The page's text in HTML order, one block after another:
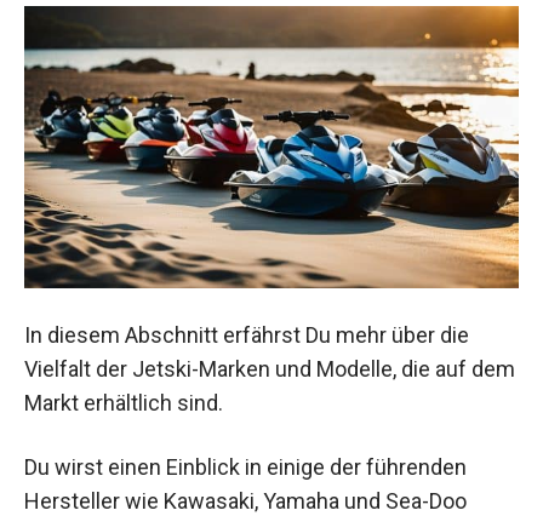
In diesem Abschnitt erfährst Du mehr über die
Vielfalt der Jetski-Marken und Modelle, die auf dem
Markt erhältlich sind.
Du wirst einen Einblick in einige der führenden
Hersteller wie Kawasaki, Yamaha und Sea-Doo